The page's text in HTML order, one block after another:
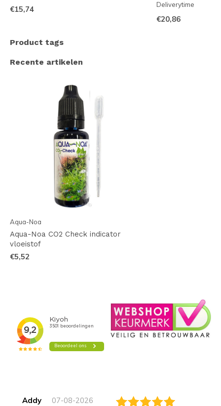
€15,74 Deliverytime
€20,86
Product tags
Recente artikelen
Aqua-Noa
Aqua-Noa CO2 Check indicator
vloeistof
€5,52
Addy 07-08-2026